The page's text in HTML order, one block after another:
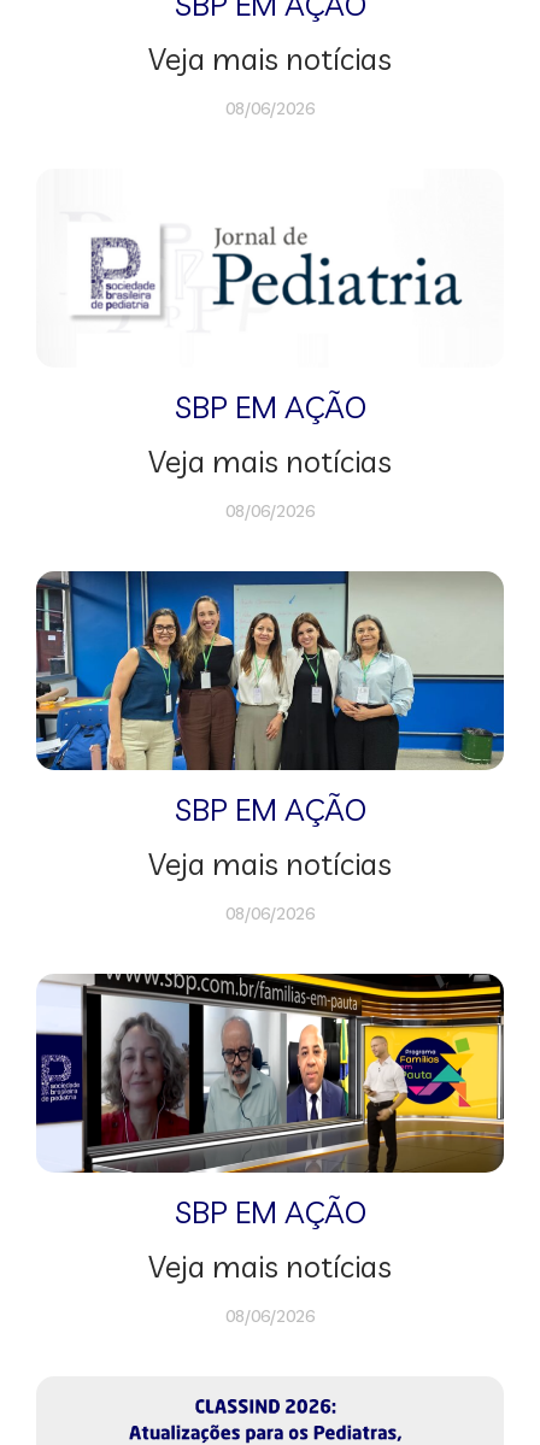
Veja mais notícias
08/06/2026
SBP EM AÇÃO
Veja mais notícias
08/06/2026
SBP EM AÇÃO
Veja mais notícias
08/06/2026
SBP EM AÇÃO
Veja mais notícias
08/06/2026